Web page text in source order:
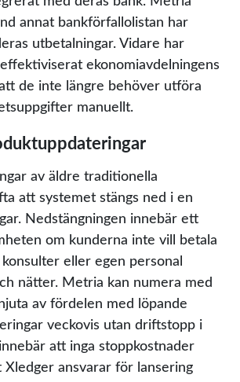
annat bankförfallolistan har
utbetalningar. Vidare har
ekonomiavdelningens
de inte längre behöver utföra
manuellt.
av äldre traditionella
att systemet stängs ned i en
Nedstängningen innebär ett
om kunderna inte vill betala
eller egen personal
nätter. Metria kan numera med
av fördelen med löpande
veckovis utan driftstopp i
att inga stoppkostnader
ansvarar för lansering